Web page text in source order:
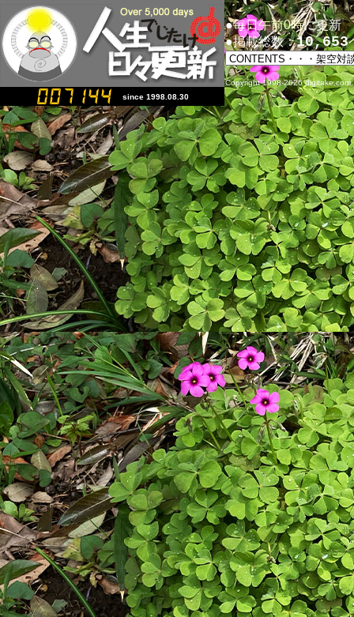
●毎日午前0時に更新
●掲載総数：10,653
Copyright1998-2026
since 1998.08.30